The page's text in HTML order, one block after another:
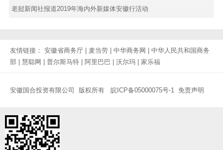
老挝新闻社报道2019年海内外新媒体安徽行活动
友情链接： 安徽省商务厅 麦当劳 中华商务网
中华人民共和国商务
部
慧聪网 普尔斯马特 阿里巴巴 沃尔玛 家乐福
安徽国合投资有限公司 版权所有 皖ICP备05000075号-1 免责声明